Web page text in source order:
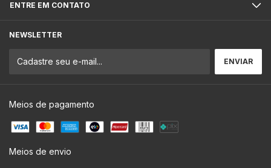
ENTRE EM CONTATO
NEWSLETTER
Meios de pagamento
Meios de envio